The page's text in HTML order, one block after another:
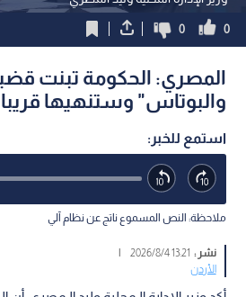
0
0
المصري: الحكومة تبنت
والبوتاس" وستنهيها قريبا
استمع للخبر:
ملاحظة: النص المسموع ناتج عن نظام آلي
نشر : 13:21 2026/8/4
|
الأردن